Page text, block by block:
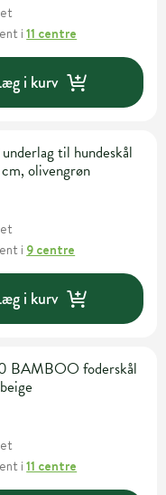
i11 centre
i kurv
til hundeskål
olivengrøn
i 9 centre
i kurv
BAMBOO foderskål
i11 centre